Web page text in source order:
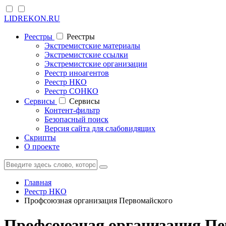
LIDREKON.RU
Реестры
Реестры
Экстремистские материалы
Экстремистские ссылки
Экстремистские организации
Реестр иноагентов
Реестр НКО
Реестр СОНКО
Cервисы
Cервисы
Контент-фильтр
Безопасный поиск
Версия сайта для слабовидящих
Скрипты
О проекте
Главная
Реестр НКО
Профсоюзная организация Первомайского